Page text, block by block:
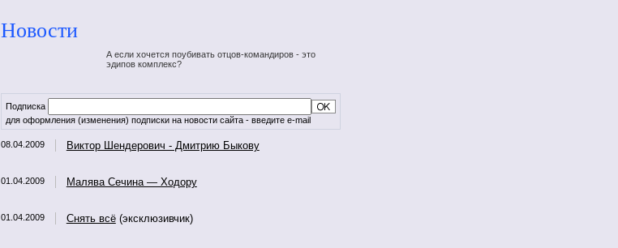
Новости
А если хочется поубивать отцов-командиров - это
эдипов комплекс?
Подписка
для оформления (изменения) подписки на новости сайта - введите e-mail
08.04.2009 Виктор Шендерович - Дмитрию Быкову
01.04.2009 Малява Сечина — Ходору
01.04.2009 Снять всё(эксклюзивчик)